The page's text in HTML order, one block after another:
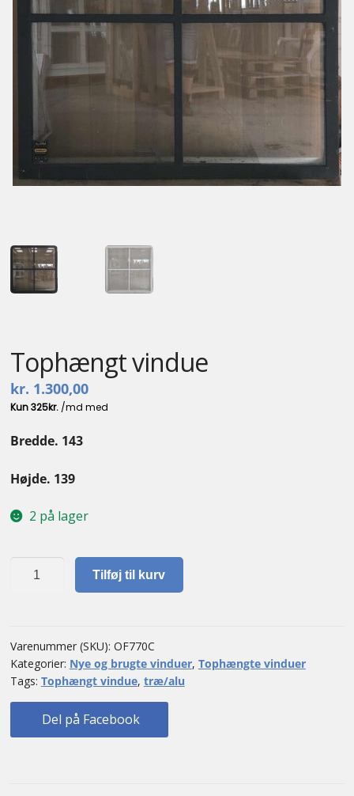
Kontakt
Tophængt vindue
kr. 1.300,00
Bredde. 143
Højde. 139
2 på lager
Tophængt
Tilføj til kurv
Varenummer (SKU): OF770C
Kategorier: Nye og brugte vinduer, Tophængte vinduer
Tags: Tophængt vindue, træ/alu
Del på Facebook